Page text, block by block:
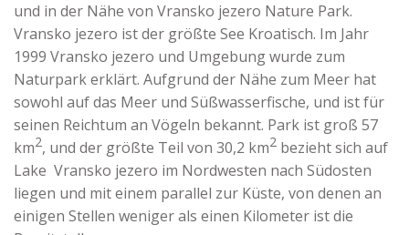
und in der Nähe von Vransko jezero Nature Park.
Vransko jezero ist der größte See Kroatisch. Im Jahr
1999 Vransko jezero und Umgebung wurde zum
Naturpark erklärt. Aufgrund der Nähe zum Meer hat
sowohl auf das Meer und Süßwasserfische, und ist für
seinen Reichtum an Vögeln bekannt. Park ist groß 57
km2, und der größte Teil von 30,2 km2 bezieht sich auf
Lake Vransko jezero im Nordwesten nach Südosten
liegen und mit einem parallel zur Küste, von denen an
einigen Stellen weniger als einen Kilometer ist die